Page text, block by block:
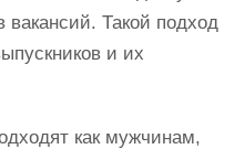
вакансий. Такой подход
и их
как мужчинам,